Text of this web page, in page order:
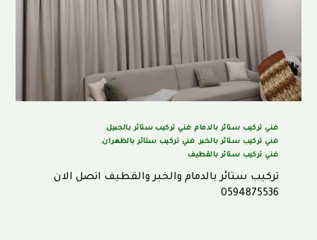
فني تركيب ستائر بالدمام, فني تركيب ستائر بالجبيل,
فني تركيب ستائر بالخبر, فني تركيب ستائر بالظهران,
فني تركيب ستائر بالقطيف
تركيب ستائر بالدمام والخبر والقطيف اتصل الان
0594875536